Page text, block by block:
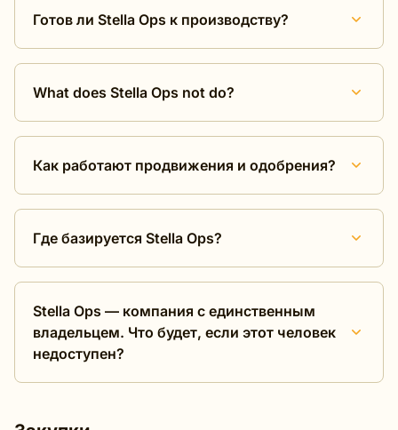
Готов ли Stella Ops к производству?
What does Stella Ops not do?
Как работают продвижения и одобрения?
Где базируется Stella Ops?
Stella Ops — компания с единственным
владельцем. Что будет, если этот человек
недоступен?